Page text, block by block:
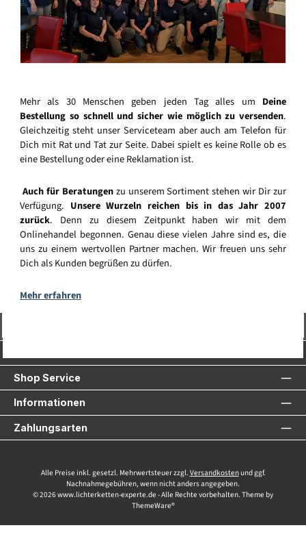
Mehr als 30 Menschen geben jeden Tag alles um Deine
Bestellung so schnell und sicher wie möglich zu versenden.
Gleichzeitig steht unser Serviceteam aber auch am Telefon für
Dich mit Rat und Tat zur Seite. Dabei spielt es keine Rolle ob es
eine Bestellung oder eine Reklamation ist.
Auch für Beratungenzu unserem Sortiment stehen wir Dir zur
Verfügung. Unsere Wurzeln reichen bis in das Jahr 2007
zurück. Denn zu diesem Zeitpunkt haben wir mit dem
Onlinehandel begonnen. Genau diese vielen Jahre sind es, die
uns zu einem wertvollen Partner machen. Wir freuen uns sehr
Dich als Kunden begrüßen zu dürfen.
Mehr erfahren
Shop Service
Informationen
Zahlungsarten
Alle Preise inkl. gesetzl. Mehrwertsteuer zzgl. Versandkostenund ggf.
Nachnahmegebühren, wenn nicht anders angegeben.
© 2026 www.lichterketten-experte.de - Alle Rechte vorbehalten. Theme by
ThemeWare®